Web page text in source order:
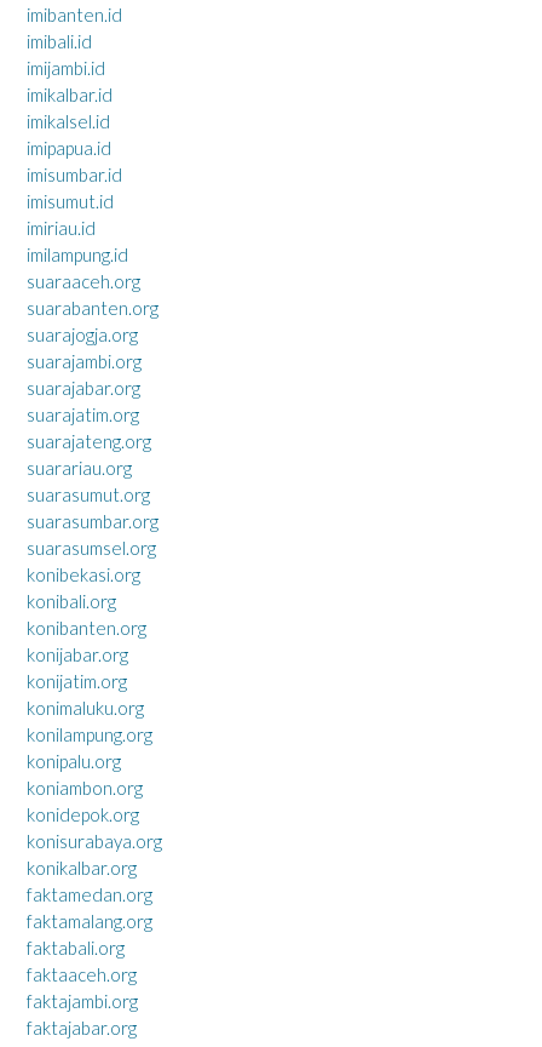
imibanten.id
imibali.id
imijambi.id
imikalbar.id
imikalsel.id
imipapua.id
imisumbar.id
imisumut.id
imiriau.id
imilampung.id
suaraaceh.org
suarabanten.org
suarajogja.org
suarajambi.org
suarajabar.org
suarajatim.org
suarajateng.org
suarariau.org
suarasumut.org
suarasumbar.org
suarasumsel.org
konibekasi.org
konibali.org
konibanten.org
konijabar.org
konijatim.org
konimaluku.org
konilampung.org
konipalu.org
koniambon.org
konidepok.org
konisurabaya.org
konikalbar.org
faktamedan.org
faktamalang.org
faktabali.org
faktaaceh.org
faktajambi.org
faktajabar.org